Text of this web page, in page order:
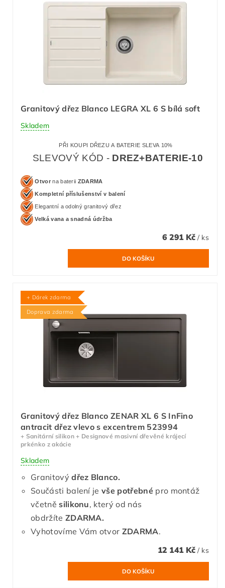
Granitový dřez Blanco LEGRA XL 6 S bílá soft
Skladem
PŘI KOUPI DŘEZU A BATERIE SLEVA 10%
SLEVOVÝ KÓD - DREZ+BATERIE-10
Otvorna baterii ZDARMA
Kompletní příslušenství v balení
Elegantní a odolný granitový dřez
Velká vana a snadná údržba
6 291 Kč / ks
+ Dárek zdarma
Doprava zdarma
Granitový dřez Blanco ZENAR XL 6 S InFino
antracit dřez vlevo s excentrem 523994
+ Sanitární silikon + Designové masivní dřevěné krájecí
prkénko z akácie
Skladem
Granitový dřez Blanco.
Součásti balení jevše potřebnépro montáž
včetněsilikonu, který od nás
obdržíte ZDARMA.
Vyhotovíme Vám otvor ZDARMA.
12 141 Kč / ks